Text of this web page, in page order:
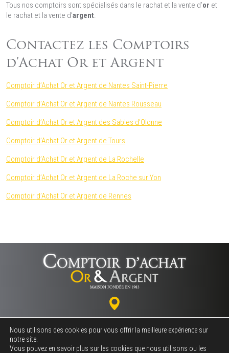
Tous nos comptoirs sont spécialisés dans le rachat et la vente d’or et
le rachat et la vente d’argent.
Contactez les Comptoirs
d’Achat Or et Argent
Comptoir d’Achat Or et Argent de Nantes Saint-Pierre
Comptoir d’Achat Or et Argent de Nantes Rousseau
Comptoir d’Achat Or et Argent des Sables d’Olonne
Comptoir d’Achat Or et Argent de Tours
Comptoir d’Achat Or et Argent de La Rochelle
Comptoir d’Achat Or et Argent de La Roche sur Yon
Comptoir d’Achat Or et Argent de Rennes
18 rue Marceau - 37000 TOURS
Nous utilisons des cookies pour vous offrir la meilleure expérience sur
notre site.
Vous pouvez en savoir plus sur les cookies que nous utilisons ou les